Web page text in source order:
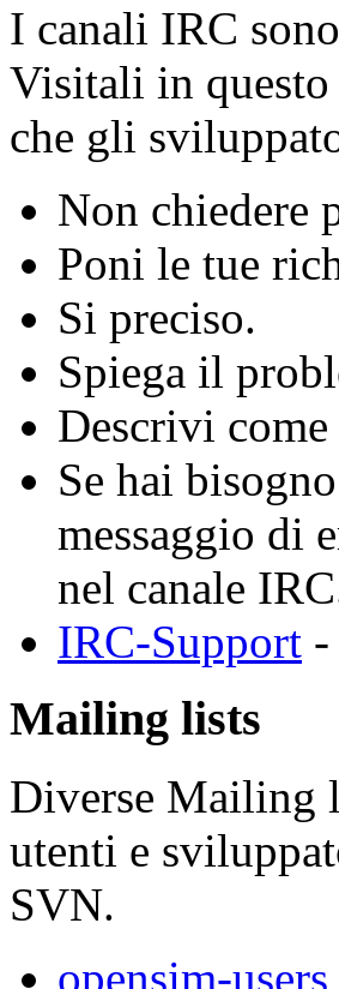
I canali IRC sono
Visitali in questo
che gli
Non chiedere
Poni le tue
Si preciso.
Spiega il
Descrivi
Se hai
messaggio di
nel canale
IRC-Support -
Mailing lists
Diverse Mailing
utenti e
SVN.
opensim-users